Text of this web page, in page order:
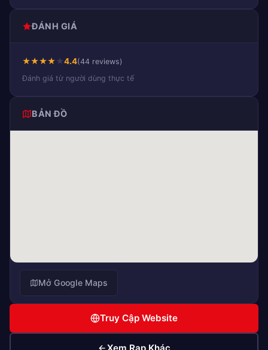
ĐÁNH GIÁ
★★★★★4.4(44 reviews)
Đánh giá từ người dùng thực tế
BẢN ĐỒ
Mở Google Maps
Truy Cập Website